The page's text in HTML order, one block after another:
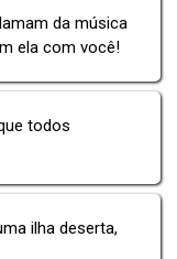
da música
ela com você!
todos
ilha deserta,